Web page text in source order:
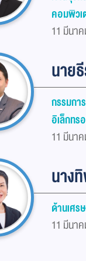
คอมพิว
11 มีนา
นาย
กรรมก
อิเล็กทร
11 มีนา
นาง
ด้านเศร
11 มีนา